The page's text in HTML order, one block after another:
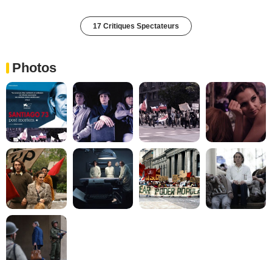
17 Critiques Spectateurs
Photos